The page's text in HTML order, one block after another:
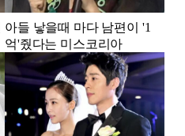
아들 낳을때 마다 남편이 '1
억'줬다는 미스코리아